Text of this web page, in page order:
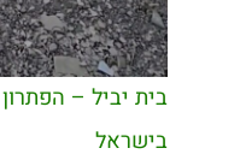
בית יביל –
בישראל